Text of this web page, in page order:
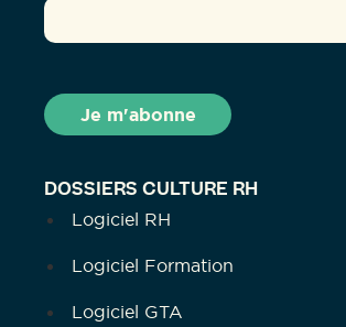
DOSSIERS CULTURE RH
Logiciel RH
Logiciel Formation
Logiciel GTA